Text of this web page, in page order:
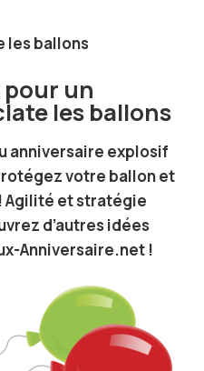
les ballons
les ballons
anniversaire explosif
votre ballon et
Agilité et stratégie
d’autres idées
Anniversaire.net !